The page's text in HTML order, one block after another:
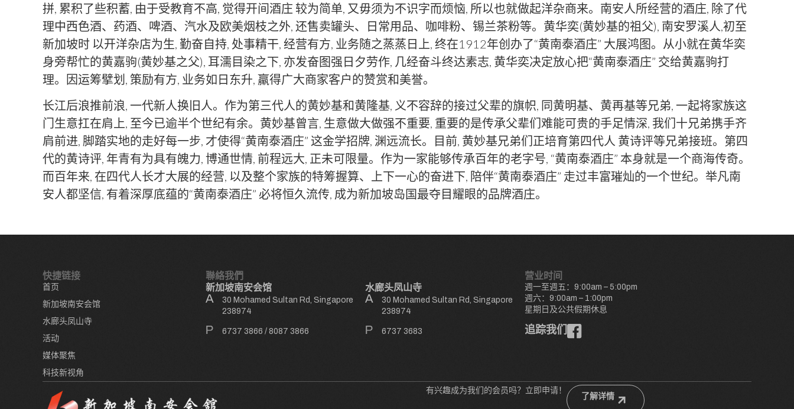
拼, 累积了些积蓄, 由于受教育不高, 觉得开间酒庄 较为简单, 又毋须为不识字而烦恼, 所以也就做起洋杂商来。南安人所经营的酒庄, 除了代
理中西色酒、药酒、啤酒、汽水及欧美烟枝之外, 还售卖罐头、日常用品、咖啡粉、锡兰茶粉等。黄华奕(黄妙基的祖父), 南安罗溪人,初至
新加坡时 以开洋杂店为生, 勤奋自持, 处事精干, 经营有方, 业务随之蒸蒸日上, 终在1912年创办了“黄南泰酒庄” 大展鸿图。从小就在黄华奕
身旁帮忙的黄嘉驹(黄妙基之父), 耳濡目染之下, 亦发奋图强日夕劳作, 几经奋斗终达素志, 黄华奕决定放心把“黄南泰酒庄” 交给黄嘉驹打
理。因运筹擘划, 策励有方, 业务如日东升, 羸得广大商家客户的赞赏和美誉。
长江后浪推前浪, 一代新人换旧人。作为第三代人的黄妙基和黄隆基, 义不容辞的接过父辈的旗帜, 同黄明基、黄再基等兄弟, 一起将家族这
门生意扛在肩上, 至今已逾半个世纪有余。黄妙基曾言, 生意做大做强不重要, 重要的是传承父辈们难能可贵的手足情深, 我们十兄弟携手齐
肩前进, 脚踏实地的走好每一步, 才使得“黄南泰酒庄” 这金学招牌, 渊远流长。目前, 黄妙基兄弟们正培育第四代人 黄诗评等兄弟接班。第四
代的黄诗评, 年青有为具有魄力, 博通世情, 前程远大, 正未可限量。作为一家能够传承百年的老字号, “黄南泰酒庄” 本身就是一个商海传奇。
而百年来, 在四代人长才大展的经营, 以及整个家族的特筹握算、上下一心的奋进下, 陪伴“黄南泰酒庄” 走过丰富璀灿的一个世纪。举凡南
安人都坚信, 有着深厚底蕴的“黄南泰酒庄” 必将恒久流传, 成为新加坡岛国最夺目耀眼的品牌酒庄。
快捷链接
首页
新加坡南安会馆
水廊头凤山寺
活动
媒体聚焦
科技新视角
聯絡我們
新加坡南安会馆
30 Mohamed Sultan Rd, Singapore
238974
6737 3866 / 8087 3866
水廊头凤山寺
30 Mohamed Sultan Rd, Singapore
238974
6737 3683
营业时间
週一至週五：9:00am – 5:00pm
週六：9:00am – 1:00pm
星期日及公共假期休息
追踪我们
有兴趣成为我们的会员吗？立即申请！
了解详情